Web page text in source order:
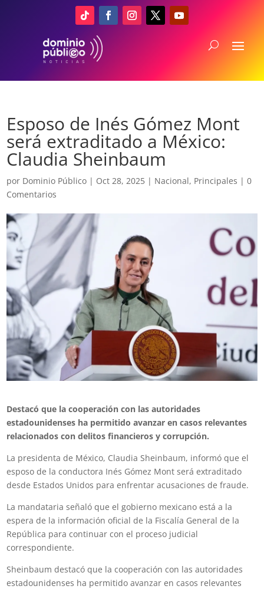
Esposo de Inés Gómez Mont
será extraditado a México:
Claudia Sheinbaum
por Dominio Público | Oct 28, 2025 | Nacional, Principales |0
Comentarios
Destacó que la cooperación con las autoridades
estadounidenses ha permitido avanzar en casos relevantes
relacionados con delitos financieros y corrupción.
La presidenta de México, Claudia Sheinbaum, informó que el
esposo de la conductora Inés Gómez Mont será extraditado
desde Estados Unidos para enfrentar acusaciones de fraude.
La mandataria señaló que el gobierno mexicano está a la
espera de la información oficial de la Fiscalía General de la
República para continuar con el proceso judicial
correspondiente.
Sheinbaum destacó que la cooperación con las autoridades
estadounidenses ha permitido avanzar en casos relevantes